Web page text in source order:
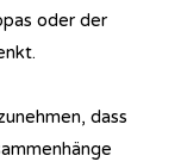
oder der
dass